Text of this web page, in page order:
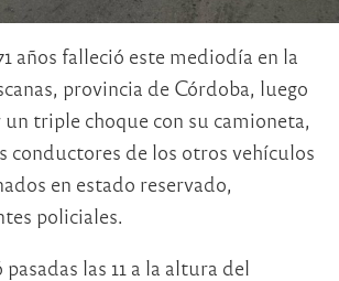
años falleció este mediodía en la
provincia de Córdoba, luego
triple choque con su camioneta,
conductores de los otros vehículos
en estado reservado,
policiales.
las 11 a la altura del